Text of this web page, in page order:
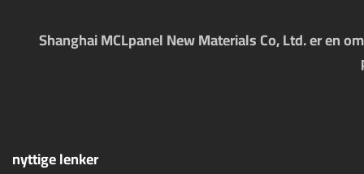
Shanghai MCLpanel New Materials Co, Ltd. er en
nyttige lenker